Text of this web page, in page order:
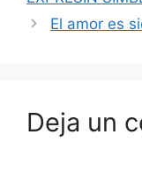
El amor es
Deja un